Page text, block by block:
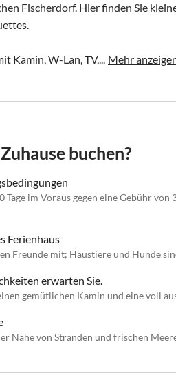
Fischerdorf. Hier finden Sie
Kamin, W-Lan, TV,... Mehr
buchen?
Tage im Voraus gegen eine Gebühr von
Ferienhaus
Freunde mit; Haustiere und Hunde
erwarten Sie.
gemütlichen Kamin und eine voll
Nähe von Stränden und frischen